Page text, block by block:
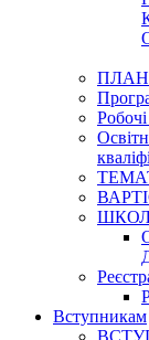
Вступникам